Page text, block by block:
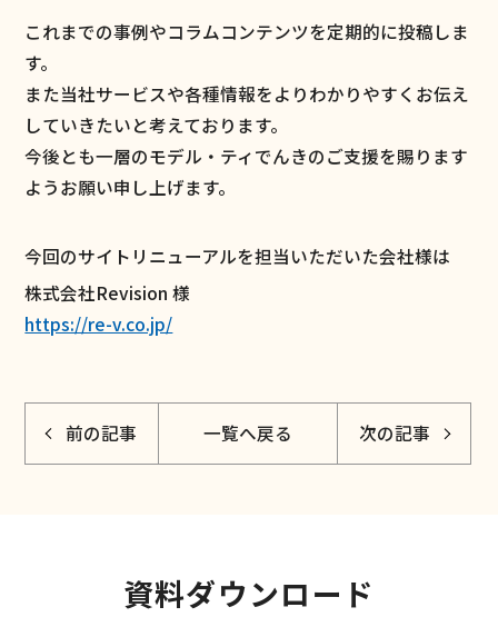
これまでの事例やコラムコンテンツを定期的に投稿しま
す。
また当社サービスや各種情報をよりわかりやすくお伝え
していきたいと考えております。
今後とも一層のモデル・ティでんきのご支援を賜ります
ようお願い申し上げます。
今回のサイトリニューアルを担当いただいた会社様は
株式会社Revision 様
https://re-v.co.jp/
前の記事 一覧へ戻る 次の記事
資料ダウンロード